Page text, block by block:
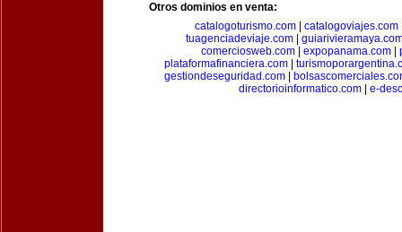
Otros dominios en venta:
catalogoturismo.com
catalogoviajes.com
tuagenciadeviaje.com|
comerciosweb.com
expopanama.com
plataformafinanciera.com
gestiondeseguridad.com
directorioinformatico.com
e-